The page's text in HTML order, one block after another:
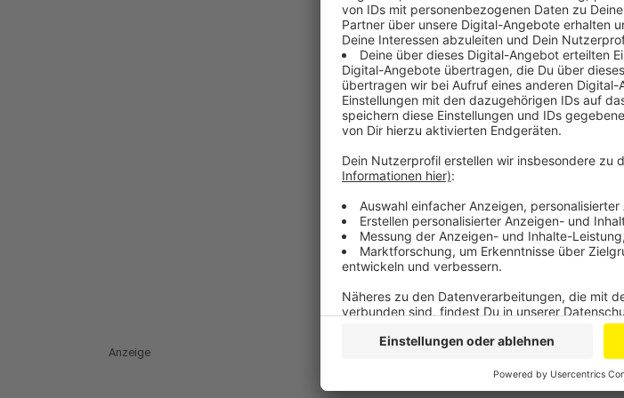
Anzeige
Damit ist der Rückgang
wurden im Kreis
und zwar in Euskirchen
AGIT empfiehlt
vorzubereiten. Auch
Anzeige
Anzeige